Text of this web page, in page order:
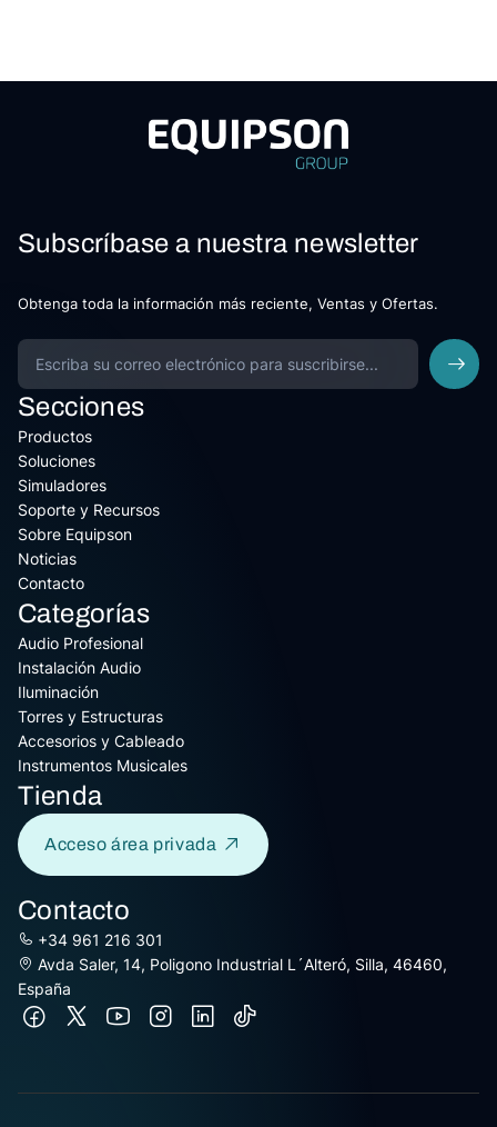
Subscríbase a nuestra newsletter
Obtenga toda la información más reciente, Ventas y Ofertas.
Secciones
Productos
Soluciones
Simuladores
Soporte y Recursos
Sobre Equipson
Noticias
Contacto
Categorías
Audio Profesional
Instalación Audio
Iluminación
Torres y Estructuras
Accesorios y Cableado
Instrumentos Musicales
Tienda
Acceso área privada
Contacto
+34 961 216 301
Avda Saler, 14, Poligono Industrial L´Alteró, Silla, 46460,
España